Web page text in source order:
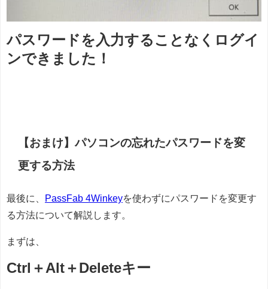
パスワードを入力することなくログイ
ンできました！
【おまけ】パソコンの忘れたパスワードを変
更する方法
最後に、 PassFab 4Winkeyを使わずにパスワードを変更す
る方法について解説します。
まずは、
Ctrl＋Alt＋Deleteキー